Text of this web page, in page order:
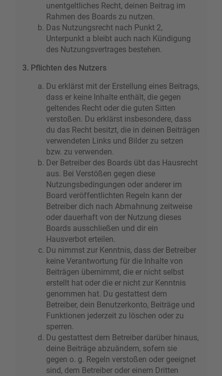
unentgeltliches Recht, deinen Beitrag im
Rahmen des Boards zu nutzen.
Das Nutzungsrecht nach Punkt 2,
Unterpunkt a bleibt auch nach Kündigung
des Nutzungsvertrages bestehen.
3. Pflichten des Nutzers
Du erklärst mit der Erstellung eines Beitrags,
dass er keine Inhalte enthält, die gegen
geltendes Recht oder die guten Sitten
verstoßen. Du erklärst insbesondere, dass
du das Recht besitzt, die in deinen Beiträgen
verwendeten Links und Bilder zu setzen
bzw. zu verwenden.
Der Betreiber des Boards übt das Hausrecht
aus. Bei Verstößen gegen diese
Nutzungsbedingungen oder anderer im
Board veröffentlichten Regeln kann der
Betreiber dich nach Abmahnung zeitweise
oder dauerhaft von der Nutzung dieses
Boards ausschließen und dir ein
Hausverbot erteilen.
Du nimmst zur Kenntnis, dass der Betreiber
keine Verantwortung für die Inhalte von
Beiträgen übernimmt, die er nicht selbst
erstellt hat oder die er nicht zur Kenntnis
genommen hat. Du gestattest dem
Betreiber, dein Benutzerkonto, Beiträge und
Funktionen jederzeit zu löschen oder zu
sperren.
Du gestattest dem Betreiber darüber hinaus,
deine Beiträge abzuändern, sofern sie
gegen o. g. Regeln verstoßen oder geeignet
sind, dem Betreiber oder einem Dritten